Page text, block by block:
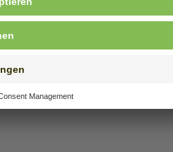
Inhalten
Notenspiegel